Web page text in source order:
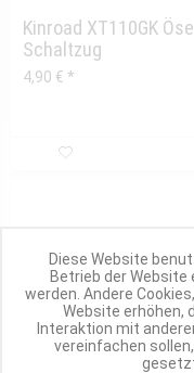
Kinroad XT110GK
Schaltzug
4,90 € *
Diese Website
Betrieb der
werden. Andere
Website erhöhen,
Interaktion mit
vereinfachen